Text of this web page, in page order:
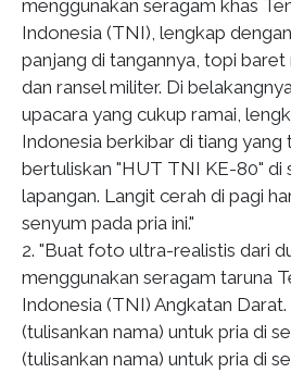
menggunakan seragam khas
Indonesia (TNI), lengkap
panjang di tangannya, topi baret
dan ransel militer. Di
upacara yang cukup ramai,
Indonesia berkibar di tiang yang
bertuliskan "HUT TNI KE-80" di
lapangan. Langit cerah di pagi
senyum pada pria ini."
2. "Buat foto ultra-realistis dari
menggunakan seragam taruna
Indonesia (TNI) Angkatan
(tulisankan nama) untuk pria di
(tulisankan nama) untuk pria di